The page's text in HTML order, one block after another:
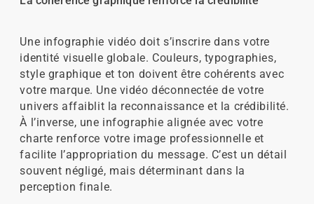
Une infographie vidéo doit s’inscrire dans votre
identité visuelle globale. Couleurs, typographies,
style graphique et ton doivent être cohérents avec
votre marque. Une vidéo déconnectée de votre
univers affaiblit la reconnaissance et la crédibilité.
À l’inverse, une infographie alignée avec votre
charte renforce votre image professionnelle et
facilite l’appropriation du message. C’est un détail
souvent négligé, mais déterminant dans la
perception finale.